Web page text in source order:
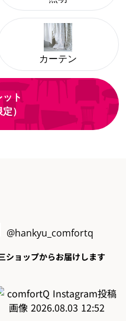
カーテン
ト
）
@hankyu_comfortq
ショップからお届けします